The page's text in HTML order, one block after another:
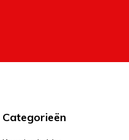
Categorieën